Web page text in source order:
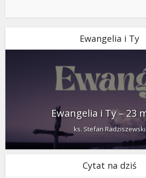
Ewangelia i Ty
Ewangelia i Ty – 23
ks. Stefan Radziszewski
Cytat na dziś